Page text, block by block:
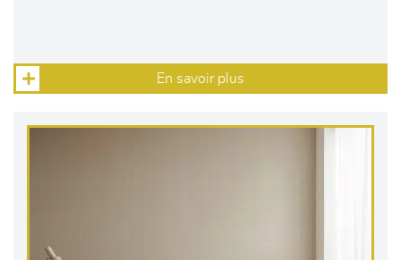
En savoir plus